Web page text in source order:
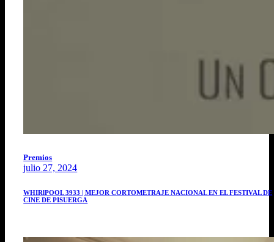
Premios
julio 27, 2024
WHIRlPOOL 3933 | MEJOR CORTOMETRAJE NACIONAL EN EL FESTIVAL DE
CINE DE PISUERGA